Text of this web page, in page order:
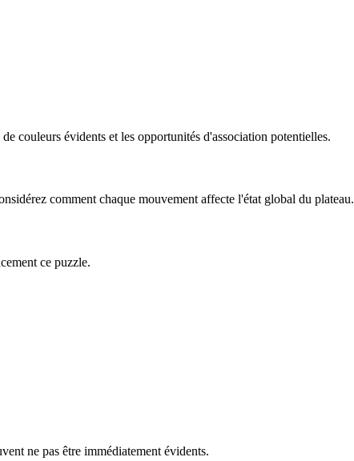
couleurs évidents et les opportunités d'association potentielles.
comment chaque mouvement affecte l'état global du plateau.
ce puzzle.
ne pas être immédiatement évidents.